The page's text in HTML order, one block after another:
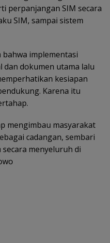
perpanjangan SIM secara
SIM, sampai sistem
implementasi
dan dokumen utama lalu
kesiapan
Karena itu
mengimbau masyarakat
cadangan, sembari
menyeluruh di